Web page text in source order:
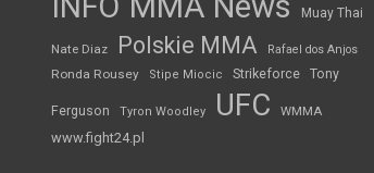
Muay Thai
Nate Diaz Polskie MMA Rafael dos Anjos
Ronda Rousey Stipe Miocic Strikeforce Tony
Ferguson Tyron Woodley UFC WMMA
www.fight24.pl